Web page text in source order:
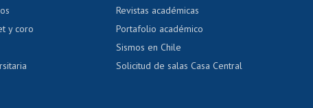
sexual y violencia Denuncias administrativas
y coro
Revistas académicas
Portafolio académico
Sismos en Chile
Solicitud de salas Casa Central